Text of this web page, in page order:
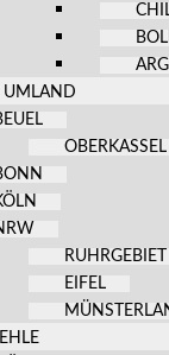
UMLAND
OBERKASSEL
RUHRGEBIET
EIFEL